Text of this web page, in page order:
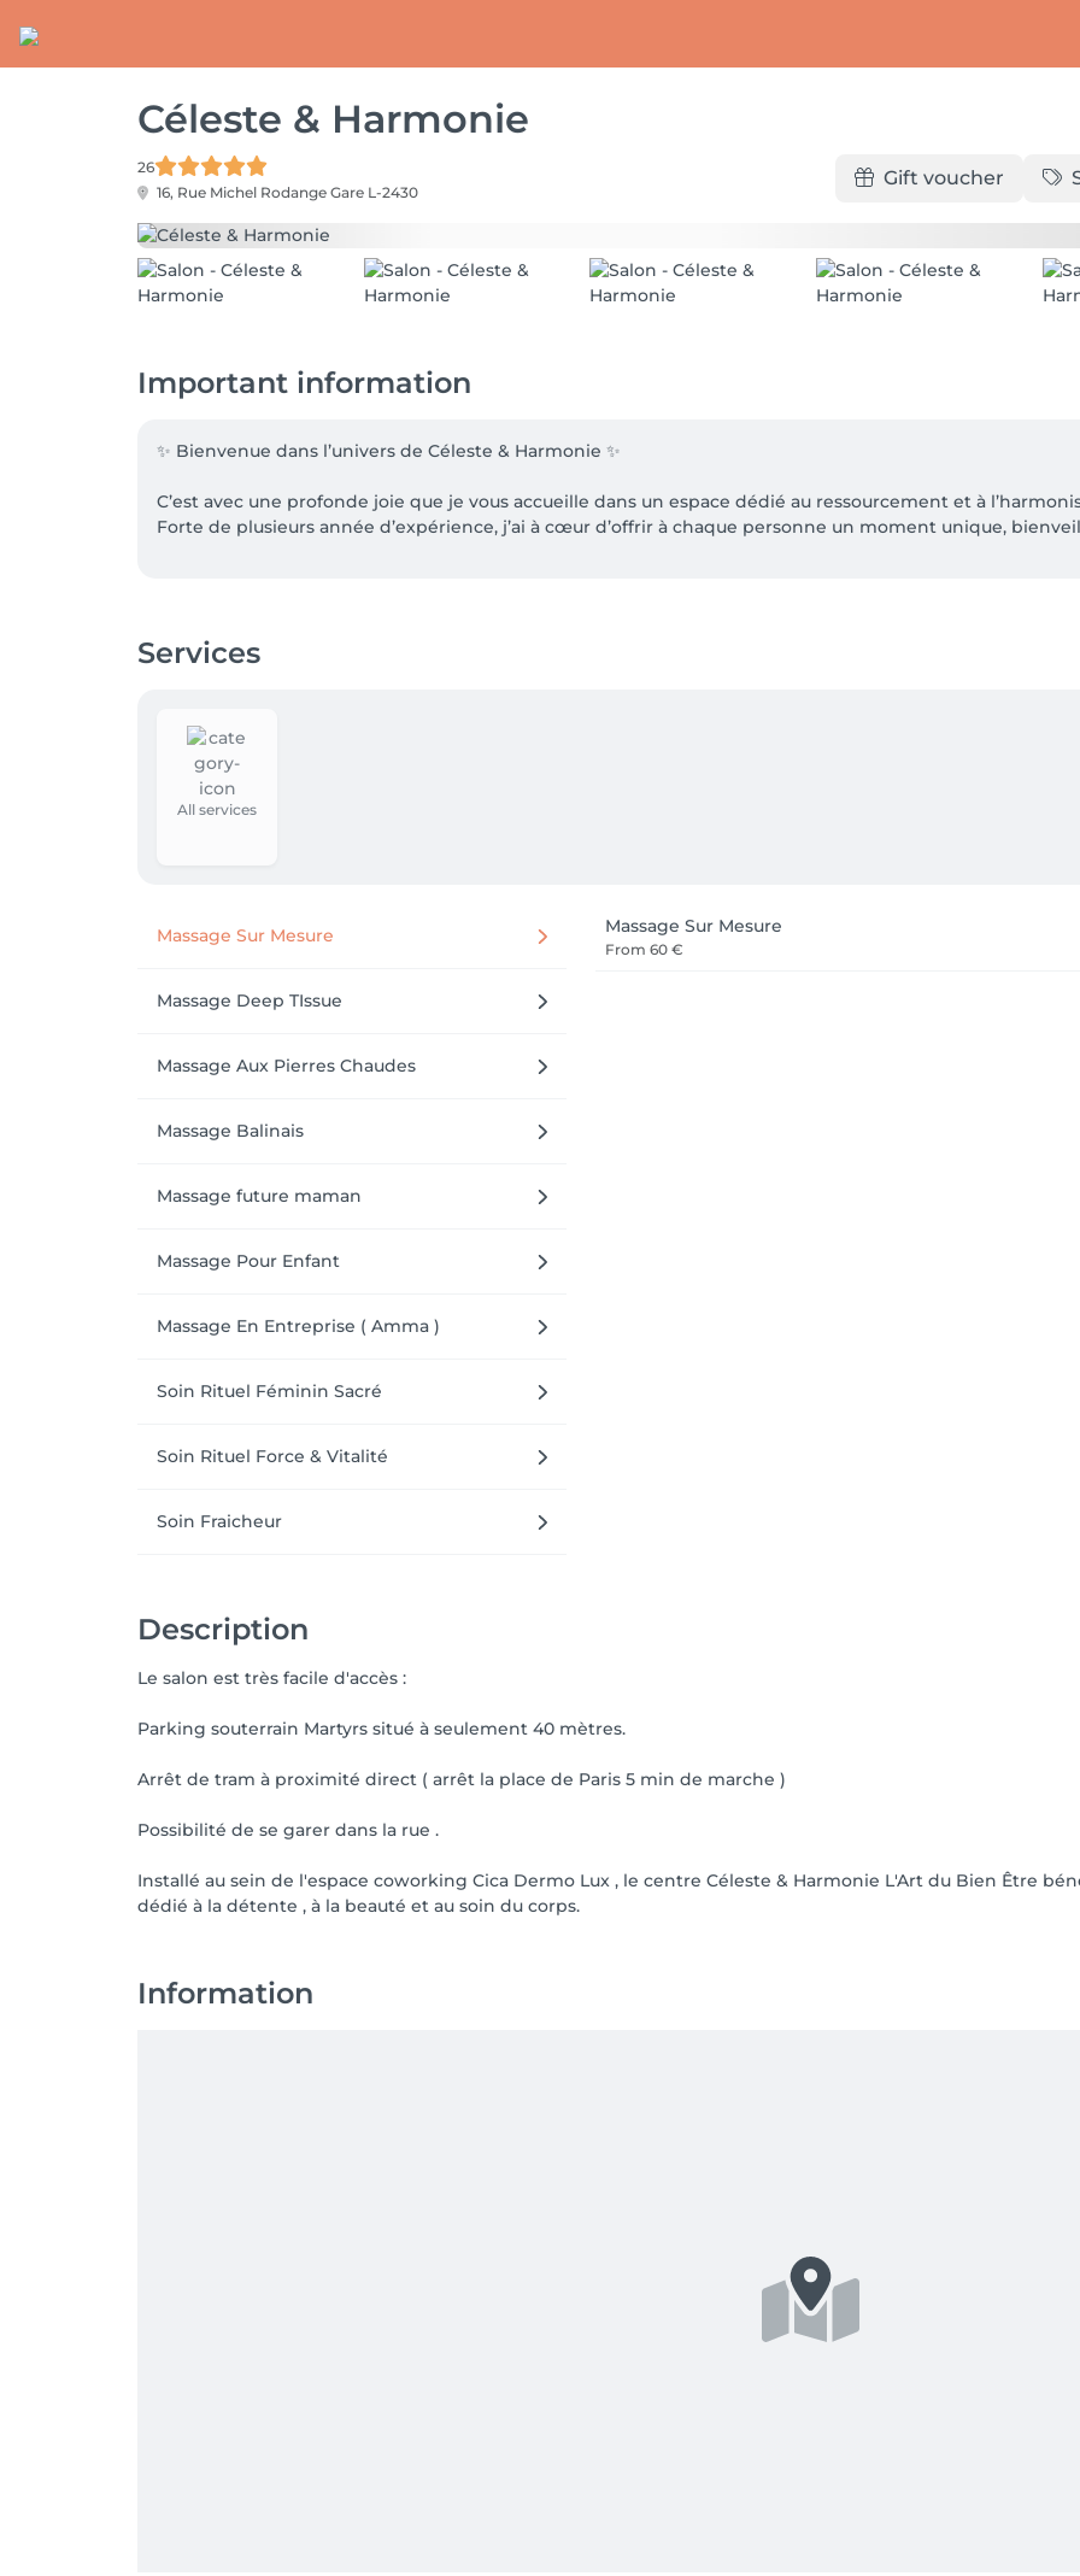
Céleste & Harmonie
26
16, Rue Michel Rodange Gare L-2430
Gift voucher
Important information
✨ Bienvenue dans l’univers de Céleste & Harmonie ✨
C’est avec une profonde joie que je vous accueille dans un espace dédié au ressourcement et à
Forte de plusieurs année d’expérience, j’ai à cœur d’offrir à chaque personne un moment unique,
Votre bien-être est une priorité.
Services
All services
Massage Sur Mesure
Massage Deep TIssue
Massage Aux Pierres Chaudes
Massage Balinais
Massage future maman
Massage Pour Enfant
Massage En Entreprise ( Amma )
Soin Rituel Féminin Sacré
Soin Rituel Force & Vitalité
Soin Fraicheur
Massage Sur Mesure
From 60 €
Description
Le salon est très facile d'accès :
Parking souterrain Martyrs situé à seulement 40 mètres.
Arrêt de tram à proximité direct ( arrêt la place de Paris 5 min de marche )
Possibilité de se garer dans la rue .
Installé au sein de l'espace coworking Cica Dermo Lux , le centre Céleste & Harmonie L'Art du Bien Être
dédié à la détente , à la beauté et au soin du corps.
Information